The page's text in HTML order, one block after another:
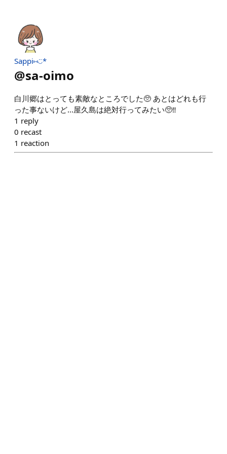
Sappi⑅◡̈*
@sa-oimo
白川郷はとっても素敵なところでした🥺 あとはどれも行
った事ないけど...屋久島は絶対行ってみたい🥺‼︎
1 reply
0 recast
1 reaction